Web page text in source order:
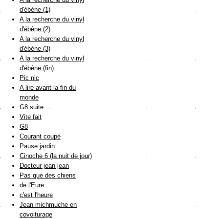
d'ébène (1)
A la recherche du vinyl
d'ébène (2)
A la recherche du vinyl
d'ébène (3)
A la recherche du vinyl
d'ébène (fin)
Pic nic
A lire avant la fin du
monde
G8 suite
Vite fait
G8
Courant coupé
Pause jardin
Cinoche 6 (la nuit de jour)
Docteur jean jean
Pas que des chiens
de l'Eure
c'est l'heure
Jean michmuche en
covoiturage